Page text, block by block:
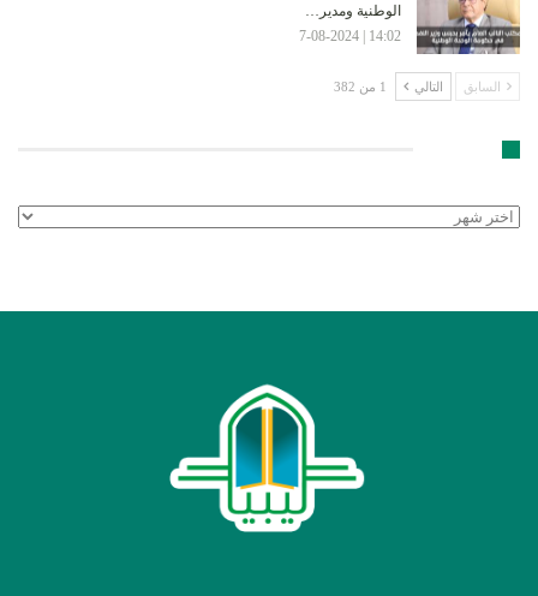
الوطنية ومدير…
14:02 | 7-08-2024
السابق التالي 1 من 382
الأرشيف